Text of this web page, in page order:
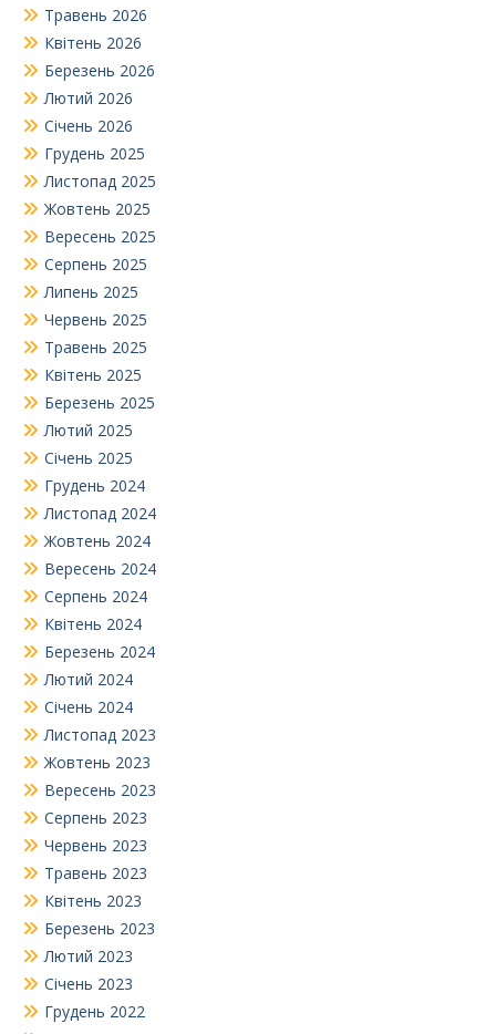
Травень 2026
Квітень 2026
Березень 2026
Лютий 2026
Січень 2026
Грудень 2025
Листопад 2025
Жовтень 2025
Вересень 2025
Серпень 2025
Липень 2025
Червень 2025
Травень 2025
Квітень 2025
Березень 2025
Лютий 2025
Січень 2025
Грудень 2024
Листопад 2024
Жовтень 2024
Вересень 2024
Серпень 2024
Квітень 2024
Березень 2024
Лютий 2024
Січень 2024
Листопад 2023
Жовтень 2023
Вересень 2023
Серпень 2023
Червень 2023
Травень 2023
Квітень 2023
Березень 2023
Лютий 2023
Січень 2023
Грудень 2022